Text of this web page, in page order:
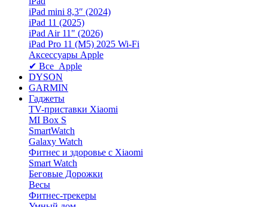
iPad mini 8,3″ (2024)
iPad 11 (2025)
iPad Air 11" (2026)
iPad Pro 11 (M5) 2025 Wi-Fi
Аксессуары Apple
✔ Все Apple
DYSON
GARMIN
Гаджеты
TV-приставки Xiaomi
MI Box S
SmartWatch
Galaxy Watch
Фитнес и здоровье с Xiaomi
Smart Watch
Беговые Дорожки
Весы
Фитнес-трекеры